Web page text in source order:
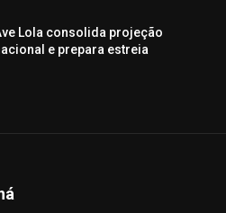
Lola consolida projeção
e prepara estreia